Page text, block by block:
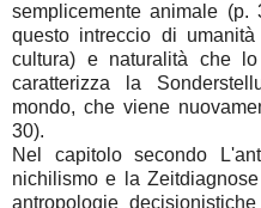
semplicemente animale (p.
questo intreccio di
cultura) e naturalità che
caratterizza la
mondo, che viene
30).
Nel capitolo secondo
nichilismo e la
antropologie